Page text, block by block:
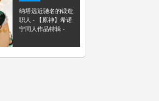
纳塔远近驰名的锻造
职人 - 【原神】希诺
宁同人作品特辑 -